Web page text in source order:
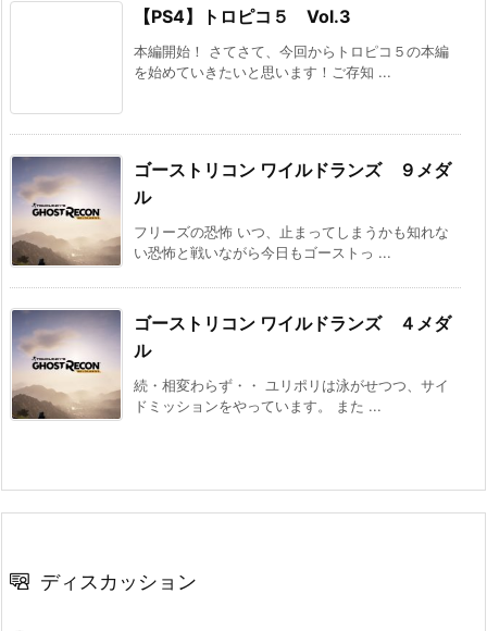
【PS4】トロピコ５ Vol.3
本編開始！ さてさて、今回からトロピコ５の本編
を始めていきたいと思います！ご存知 ...
ゴーストリコン ワイルドランズ ９メダ
ル
フリーズの恐怖 いつ、止まってしまうかも知れな
い恐怖と戦いながら今日もゴーストっ ...
ゴーストリコン ワイルドランズ ４メダ
ル
続・相変わらず・・ ユリポリは泳がせつつ、サイ
ドミッションをやっています。 また ...
ディスカッション